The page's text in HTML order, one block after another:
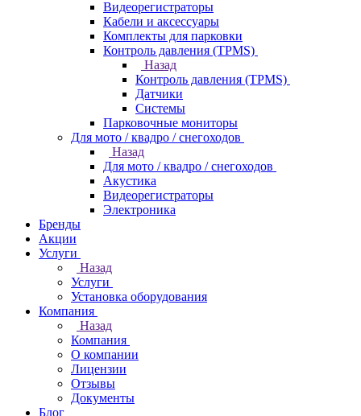
Видеорегистраторы
Кабели и аксессуары
Комплекты для парковки
Контроль давления (TPMS)
Назад
Контроль давления (TPMS)
Датчики
Системы
Парковочные мониторы
Для мото / квадро / снегоходов
Назад
Для мото / квадро / снегоходов
Акустика
Видеорегистраторы
Электроника
Бренды
Акции
Услуги
Назад
Услуги
Установка оборудования
Компания
Назад
Компания
О компании
Лицензии
Отзывы
Документы
Блог